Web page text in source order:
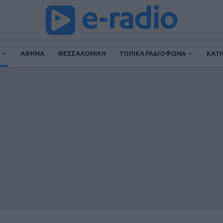
ΑΘΗΝΑ ΘΕΣΣΑΛΟΝΙΚΗ ΤΟΠΙΚΑ ΡΑΔΙΟΦΩΝΑ